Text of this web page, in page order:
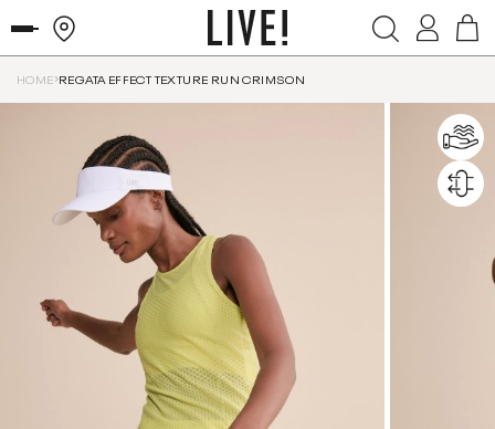
HOME REGATA EFFECT TEXTURE RUN CRIMSON